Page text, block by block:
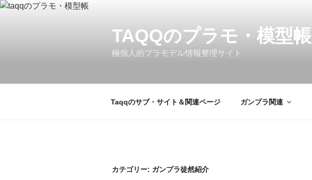
コ
TAQQのプラモ・模型帳
極個人的プラモデル情報整理サイト
Taqqのサブ・サイト＆関連ページ ガンプラ関連
カテゴリー: ガンプラ徒然紹介